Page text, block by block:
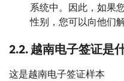
系统中。因此，如果
性别，您可以向他们
2.2. 越南电子签证是
这是越南电子签证样本